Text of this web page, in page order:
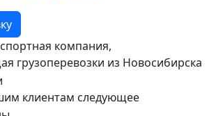
компания,
грузоперевозки из Новосибирска
клиентам следующее